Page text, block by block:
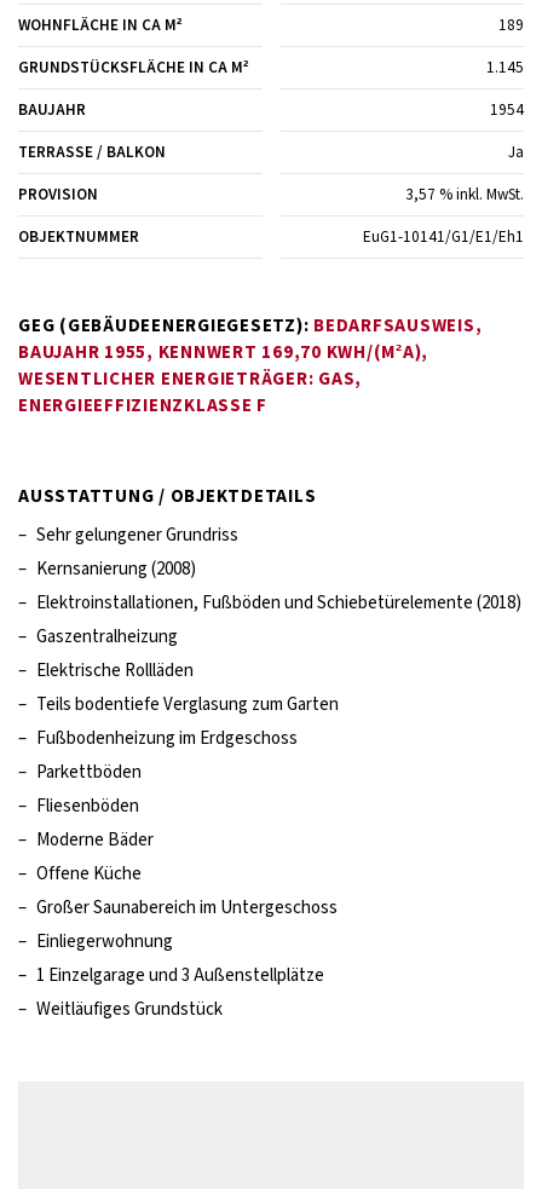
WOHNFLÄCHE IN CA M² 189
GRUNDSTÜCKSFLÄCHE IN CA M² 1.145
BAUJAHR 1954
TERRASSE / BALKON Ja
PROVISION 3,57 % inkl. MwSt.
OBJEKTNUMMER EuG1-10141/G1/E1/Eh1
GEG (GEBÄUDEENERGIEGESETZ): BEDARFSAUSWEIS,
BAUJAHR 1955, KENNWERT 169,70 KWH/(M²A),
WESENTLICHER ENERGIETRÄGER: GAS,
ENERGIEEFFIZIENZKLASSE F
AUSSTATTUNG / OBJEKTDETAILS
– Sehr gelungener Grundriss
– Kernsanierung (2008)
– Elektroinstallationen, Fußböden und Schiebetürelemente (2018)
– Gaszentralheizung
– Elektrische Rollläden
– Teils bodentiefe Verglasung zum Garten
– Fußbodenheizung im Erdgeschoss
– Parkettböden
– Fliesenböden
– Moderne Bäder
– Offene Küche
– Großer Saunabereich im Untergeschoss
– Einliegerwohnung
– 1 Einzelgarage und 3 Außenstellplätze
– Weitläufiges Grundstück